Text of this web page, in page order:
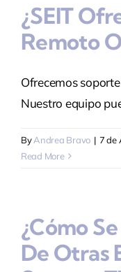
¿SEIT
Remoto
Ofrecemos
Nuestro equipo
ByAndrea Bravo | 7 de
Read More
¿Cómo
De Otras